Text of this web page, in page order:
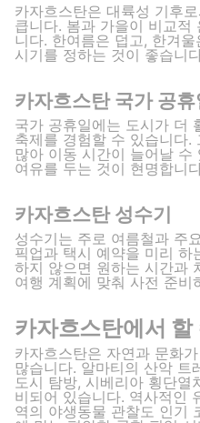
카자흐스탄은 대륙성 기후
큽니다. 봄과 가을이 비교적
니다. 한여름은 덥고, 한겨
시기를 정하는 것이 좋습니
카자흐스탄 국가 공휴
국가 공휴일에는 도시가 더
축제를 경험할 수 있습니다.
많아 이동 시간이 늘어날 수
여유를 두는 것이 현명합니
카자흐스탄 성수기
성수기는 주로 여름철과 주
픽업과 택시 예약을 미리
하지 않으면 원하는 시간과
여행 계획에 맞춰 사전 준비
카자흐스탄에서
카자흐스탄은 자연과 문화
많습니다. 알마티의 산악 트
도시 탐방, 시베리아 횡단
비되어 있습니다. 역사적인
역의 야생동물 관찰도 인기